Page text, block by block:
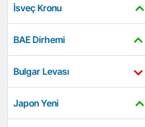
İsveç Kronu
BAE Dirhemi
Bulgar Levası
Japon Yeni